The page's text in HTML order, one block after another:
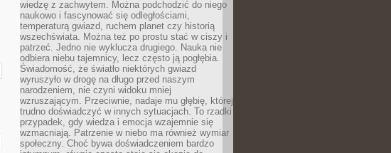
wiedzę z zachwytem. Można podchodzić do niego
naukowo i fascynować się odległościami,
temperaturą gwiazd, ruchem planet czy historią
wszechświata. Można też po prostu stać w ciszy i
patrzeć. Jedno nie wyklucza drugiego. Nauka nie
odbiera niebu tajemnicy, lecz często ją pogłębia.
Świadomość, że światło niektórych gwiazd
wyruszyło w drogę na długo przed naszym
narodzeniem, nie czyni widoku mniej
wzruszającym. Przeciwnie, nadaje mu głębię, której
trudno doświadczyć w innych sytuacjach. To rzadki
przypadek, gdy wiedza i emocja wzajemnie się
wzmacniają. Patrzenie w niebo ma również wymiar
społeczny. Choć bywa doświadczeniem bardzo